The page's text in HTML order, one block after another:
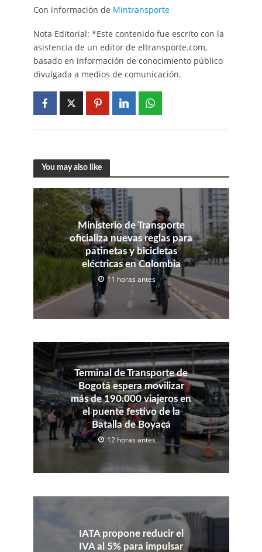
Con información de Mintransporte
Nota Editorial: *Este contenido fue escrito con la
asistencia de un editor de eltransporte.com,
basado en información de conocimiento público
divulgada a medios de comunicación.
You may also like
Ministerio de Transporte
oficializa nuevas reglas para
patinetas y bicicletas
eléctricas en Colombia
11 horas antes
Terminal de Transporte de
Bogotá espera movilizar
más de 190.000 viajeros en
el puente festivo de la
Batalla de Boyacá
12 horas antes
IATA propone reducir el
IVA al 5% para impulsar